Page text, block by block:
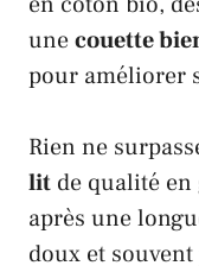
unecouette
pour améliorer
Rien ne
lit de qualité
après une
doux et